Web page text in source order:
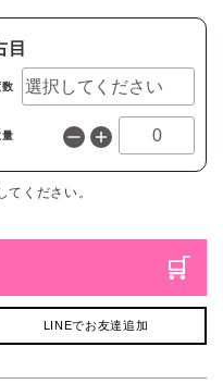
目
数
量
ください。
LINEでお友達追加